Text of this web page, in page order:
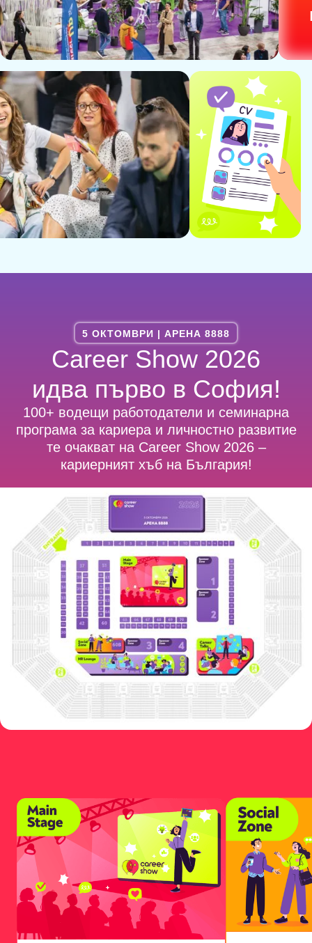
5 ОКТОМВРИ | АРЕНА 8888
Career Show 2026
идва първо в София!
100+ водещи работодатели и семинарна
програма за кариера и личностно развитие
те очакват на Career Show 2026 –
кариерният хъб на България!